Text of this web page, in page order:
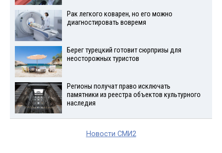
Рак легкого коварен, но его можно
диагностировать вовремя
Берег турецкий готовит сюрпризы для
неосторожных туристов
Регионы получат право исключать
памятники из реестра объектов культурного
наследия
Новости СМИ2